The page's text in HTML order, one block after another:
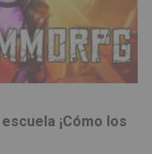
¡Cómo los